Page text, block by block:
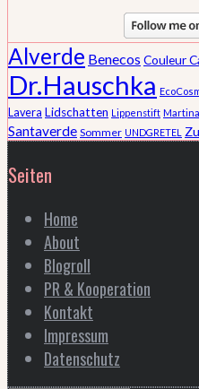
Alverde BenecosCouleur
Dr.Hauschka
Lavera Lidschatten Lippenstift
Santaverde Sommer UNDGRETEL
Seiten
Home
About
Blogroll
PR & Kooperation
Kontakt
Impressum
Datenschutz